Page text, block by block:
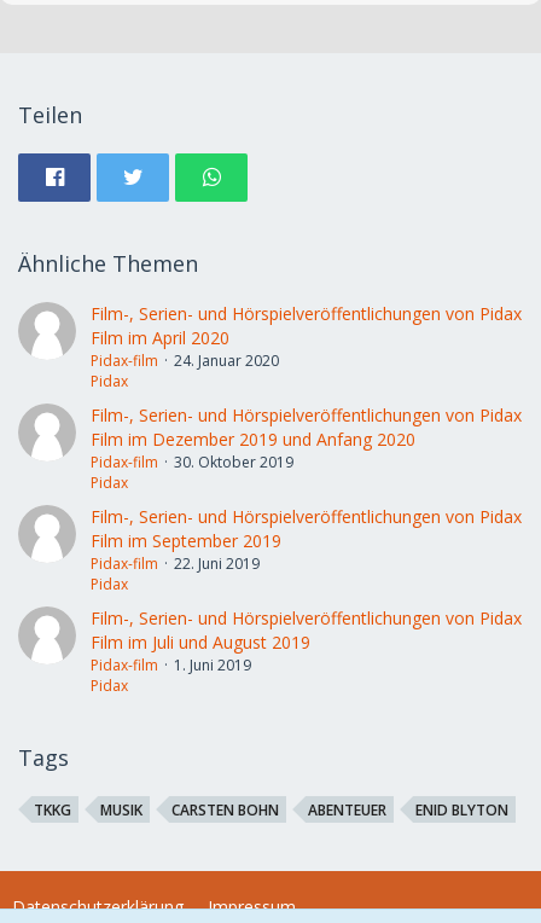
Teilen
Ähnliche Themen
Film-, Serien- und Hörspielveröffentlichungen von Pidax
Film im April 2020
Pidax-film
24. Januar 2020
Pidax
Film-, Serien- und Hörspielveröffentlichungen von Pidax
Film im Dezember 2019 und Anfang 2020
Pidax-film
30. Oktober 2019
Pidax
Film-, Serien- und Hörspielveröffentlichungen von Pidax
Film im September 2019
Pidax-film
22. Juni 2019
Pidax
Film-, Serien- und Hörspielveröffentlichungen von Pidax
Film im Juli und August 2019
Pidax-film
1. Juni 2019
Pidax
Tags
TKKG MUSIK CARSTEN BOHN ABENTEUER ENID BLYTON
Datenschutzerklärung Impressum